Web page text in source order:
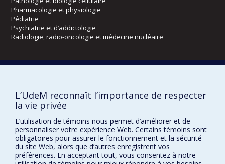
Pharmacologie et physiologie
Pédiatrie
Psychiatrie et d’addictologie
Radiologie, radio-oncologie et médecine nucléaire
Orthophonie et audiologie
Réadaptation
Directions
DPC
CPASS
Éthique clinique
L’UdeM reconnaît l’importance de respecter
la vie privée
L’utilisation de témoins nous permet d’améliorer et de
personnaliser votre expérience Web. Certains témoins sont
obligatoires pour assurer le fonctionnement et la sécurité
du site Web, alors que d’autres enregistrent vos
préférences. En acceptant tout, vous consentez à notre